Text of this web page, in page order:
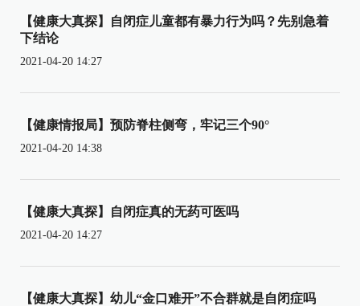
【健康大真探】自闭症儿童都有暴力行为吗？先别急着
下结论
2021-04-20 14:27
【健康情报局】预防脊柱侧弯，牢记三个90°
2021-04-20 14:38
【健康大真探】自闭症真的无药可医吗
2021-04-20 14:27
【健康大真探】幼儿“金口难开”不合群就是自闭症吗